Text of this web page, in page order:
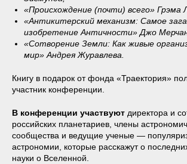
«Происхождение (почти) всего» Грэма
«Антикитерский механизм: Самое
изобретение Античности» Джо
«Сотворение Земли: Как живые
мир» Андрея Журавлева.
Книгу в подарок от фонда «Траектория»
участник конференции.
В конференции участвуют директора и
российских планетариев, члены
сообщества и ведущие ученые —
астрономии, которые расскажут о
науки о Вселенной.